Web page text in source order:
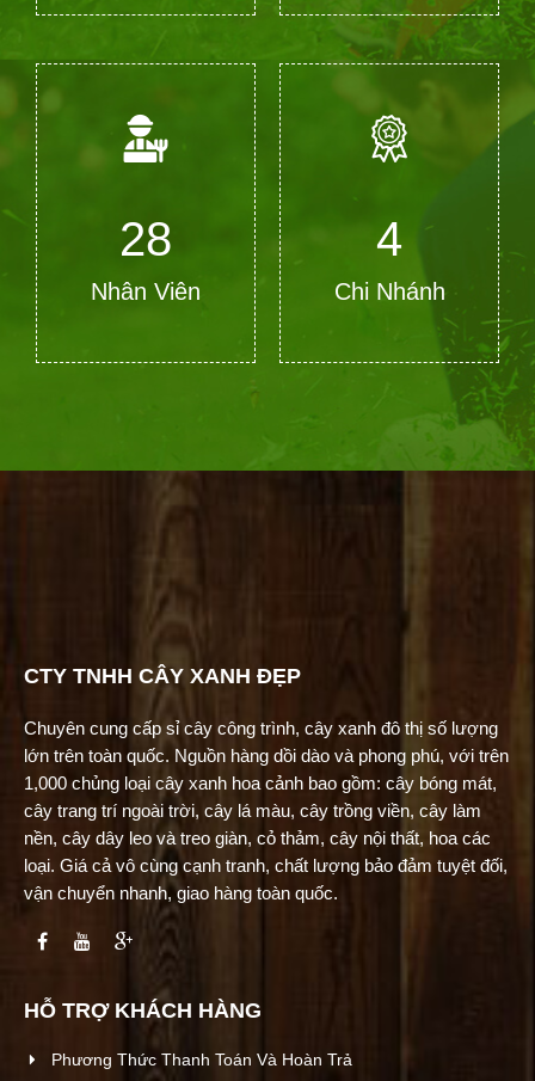
28
Nhân Viên
4
Chi Nhánh
CTY TNHH CÂY XANH ĐẸP
Chuyên cung cấp sỉ cây công trình, cây xanh đô thị số lượng
lớn trên toàn quốc. Nguồn hàng dồi dào và phong phú, với trên
1,000 chủng loại cây xanh hoa cảnh bao gồm: cây bóng mát,
cây trang trí ngoài trời, cây lá màu, cây trồng viền, cây làm
nền, cây dây leo và treo giàn, cỏ thảm, cây nội thất, hoa các
loại. Giá cả vô cùng cạnh tranh, chất lượng bảo đảm tuyệt đối,
vận chuyển nhanh, giao hàng toàn quốc.
HỖ TRỢ KHÁCH HÀNG
Phương Thức Thanh Toán Và Hoàn Trả